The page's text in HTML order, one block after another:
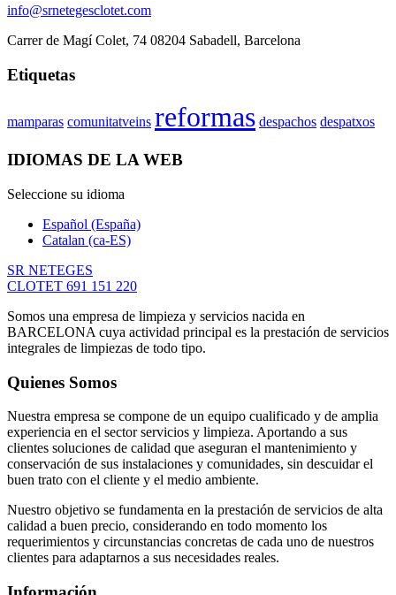
info@srnetegesclotet.com
Carrer de Magí Colet, 74 08204 Sabadell, Barcelona
Etiquetas
mamparas comunitatveins reformas despachos despatxos
IDIOMAS DE LA WEB
Seleccione su idioma
Español (España)
Catalan (ca-ES)
SR NETEGES
CLOTET 691 151 220
Somos una empresa de limpieza y servicios nacida en
BARCELONA cuya actividad principal es la prestación de servicios
integrales de limpiezas de todo tipo.
Quienes Somos
Nuestra empresa se compone de un equipo cualificado y de amplia
experiencia en el sector servicios y limpieza. Aportando a sus
clientes soluciones de calidad que aseguran el mantenimiento y
conservación de sus instalaciones y comunidades, sin descuidar el
buen trato con el cliente y el medio ambiente.
Nuestro objetivo se fundamenta en la prestación de servicios de alta
calidad a buen precio, considerando en todo momento los
requerimientos y circunstancias concretas de cada uno de nuestros
clientes para adaptarnos a sus necesidades reales.